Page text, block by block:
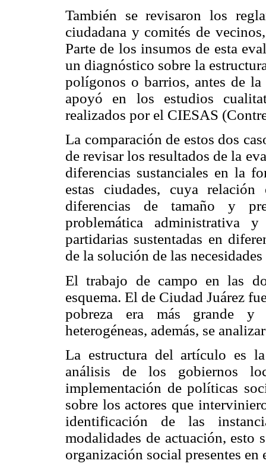
También se revisaron los
ciudadana y comités de
Parte de los insumos de esta
un diagnóstico sobre la
polígonos o barrios, antes de
apoyó en los estudios
realizados por el CIESAS
La comparación de estos dos
de revisar los resultados de la
diferencias sustanciales en la
estas ciudades, cuya
diferencias de tamaño y
problemática administrativa
partidarias sustentadas en
de la solución de las
El trabajo de campo en las
esquema. El de Ciudad Juárez
pobreza era más grande y
heterogéneas, además, se
La estructura del artículo es
análisis de los gobiernos
implementación de políticas
sobre los actores que
identificación de las
modalidades de actuación, esto
organización social presentes en